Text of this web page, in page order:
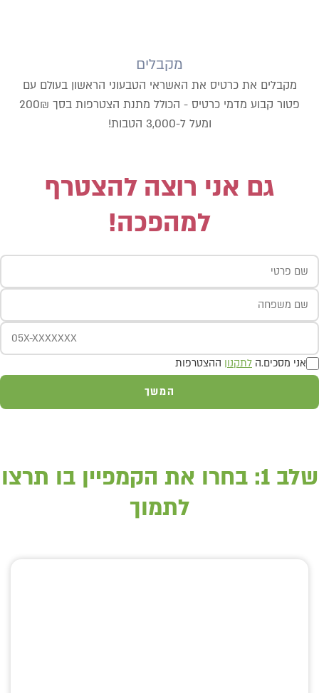
מקבלים
מקבלים את כרטיס את האשראי הטבעוני הראשון בעולם עם
פטור קבוע מדמי כרטיס - הכולל מתנת הצטרפות בסך 200₪
ומעל ל-3,000 הטבות!
גם אני רוצה להצטרף
למהפכה!
אני מסכים.ה לתקנון ההצטרפות
המשך
שלב 1: בחרו את הקמפיין בו תרצו
לתמוך